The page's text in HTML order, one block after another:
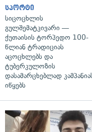
სპორტი
სიცოცხლის
გულშემატკივარი —
ქუთაისის ტორპედო 100-
წლიან ტრადიციას
აცოცხლებს და
ტუბერკულოზის
დასამარცხებლად
იწყებს